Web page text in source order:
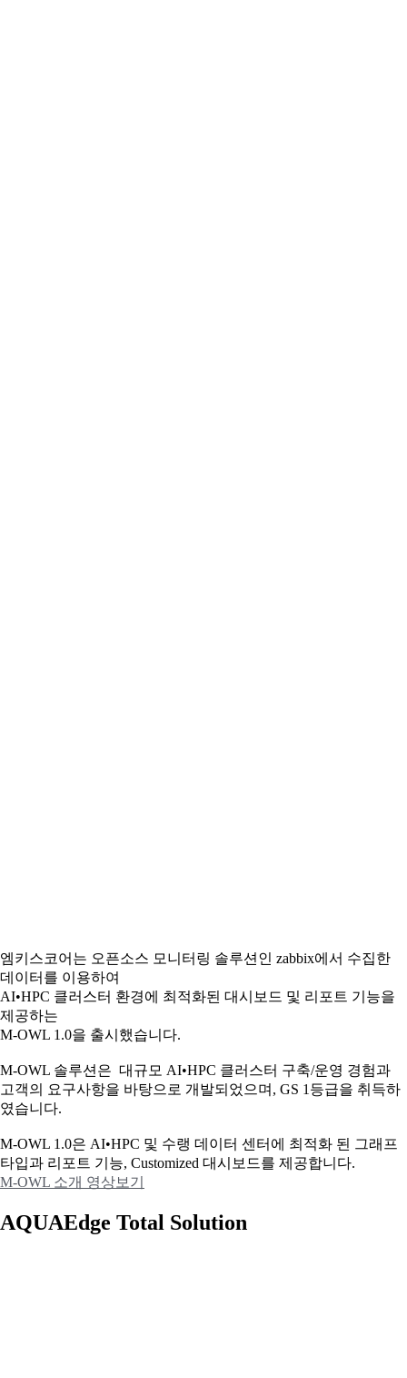
엠키스코어는 오픈소스 모니터링 솔루션인 zabbix에서 수집한
데이터를 이용하여
AI•HPC 클러스터 환경에 최적화된 대시보드 및 리포트 기능을
제공하는
M-OWL 1.0을 출시했습니다.
M-OWL 솔루션은 대규모 AI•HPC 클러스터 구축/운영 경험과
고객의 요구사항을 바탕으로 개발되었으며, GS 1등급을 취득하
였습니다.
M-OWL 1.0은 AI•HPC 및 수랭 데이터 센터에 최적화 된 그래프
타입과 리포트 기능, Customized 대시보드를 제공합니다.
M-OWL 소개 영상보기
AQUAEdge Total Solution